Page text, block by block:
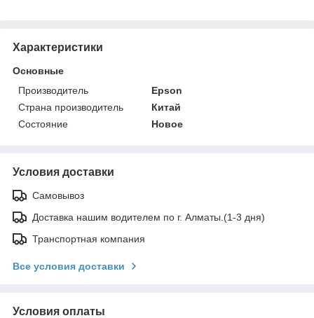
Характеристики
Основные
Производитель
Epson
Страна производитель
Китай
Состояние
Новое
Условия доставки
Самовывоз
Доставка нашим водителем по г. Алматы.(1-3 дня)
Транспортная компания
Все условия доставки
Условия оплаты